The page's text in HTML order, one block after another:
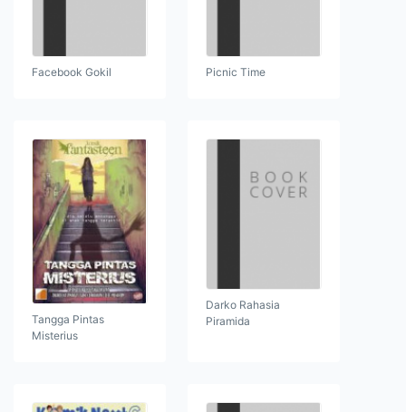
Facebook Gokil Picnic Time
Tangga Pintas
Misterius
Darko Rahasia
Piramida